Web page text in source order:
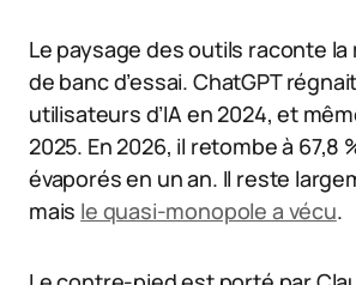
Le paysage des outils raconte
de banc d’essai. ChatGPT
utilisateurs d’IA en 2024, et
2025. En 2026, il retombe à 67,8
évaporés en un an. Il reste
mais le quasi-monopole a vécu.